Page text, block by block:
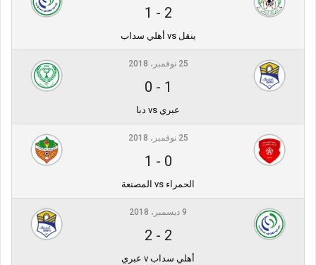
2
-
1
ينقل vs أهلي سداب
25 نوفمبر، 2018
1
-
0
عبري vs دبا
25 نوفمبر، 2018
0
-
1
الحمراء vs المصنعة
9 ديسمبر، 2018
2
-
2
أهلي سداب v عبري